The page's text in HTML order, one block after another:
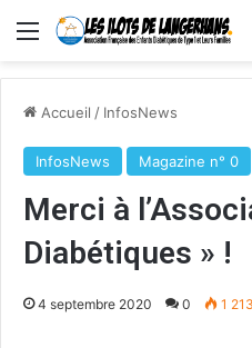
Menu
Accueil / InfosNews
InfosNews Magazine n° 0
Merci à
Diabétiques » !
4 septembre 2020 0 1 213